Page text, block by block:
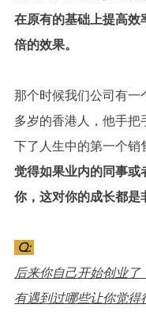
在原有的基础上提高效
倍的效果。
那个时候我们公司有一
多岁的香港人，他手把
下了人生中的第一个销
觉得如果业内的同事或
你，这对你的成长都是
Q:
后来你自己开始创业了
有遇到过哪些让你觉得